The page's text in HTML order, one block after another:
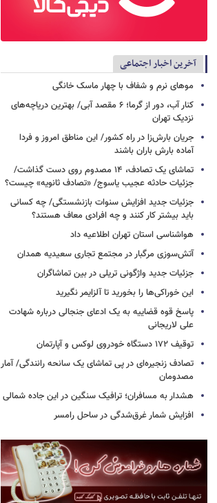
آخرین اخبار اجتماعی
موهای نرم و شفاف با چهار ماسک خانگی
کنار آب، دور از گرما؛ ۶ مقصد آبی/ بهترین دریاچه‌های
نزدیک تهران
جریان بارش‌زا در راه کشور/ این مناطق امروز و فردا
آماده بارش باران باشند
تماشای یک تصادف، ۱۴ مصدوم روی دست گذاشت/
جزئیات حادثه عجیب یاسوج/ «تصادف ثانویه» چیست؟
جزئیات جدید افزایش سنوات بازنشستگی/ چه کسانی
باید بیشتر کار کنند و چه افرادی معاف هستند؟
هواشناسی استان تهران اطلاعیه داد
آتش‌سوزی مرگبار در مجتمع تجاری سعیدیه همدان
جزئیات جدید واژگونی تریلی در بین تماشاگران
این خوراکی‌ها را بخورید تا آلزایمر نگیرید
پاسخ قوه قضاییه به یک ادعای جنجالی درباره شهادت
علی لاریجانی
توقیف ۱۷۲ دستگاه خودروی لوکس و آپارتمان
تصادف زنجیره‌ای در پی تماشای یک سانحه رانندگی/ آمار
مصدومان
هشدار به مسافران؛ ترافیک سنگین در این جاده شمالی
افزایش شمار غرق‌شدگی در ساحل رامسر